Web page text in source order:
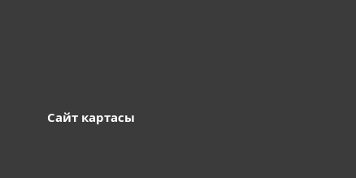
Сайт картасы